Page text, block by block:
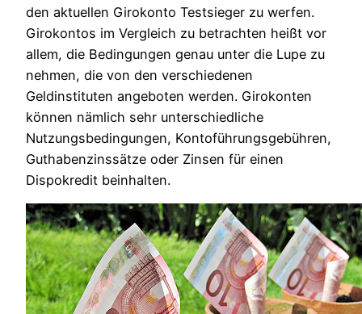
den aktuellen Girokonto Testsieger zu werfen.
Girokontos im Vergleich zu betrachten heißt vor
allem, die Bedingungen genau unter die Lupe zu
nehmen, die von den verschiedenen
Geldinstituten angeboten werden. Girokonten
können nämlich sehr unterschiedliche
Nutzungsbedingungen, Kontoführungsgebühren,
Guthabenzinssätze oder Zinsen für einen
Dispokredit beinhalten.